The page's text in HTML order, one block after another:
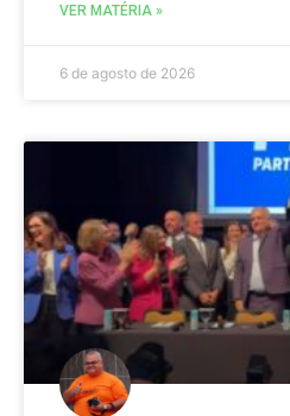
VER MATÉRIA »
6 de agosto de 2026